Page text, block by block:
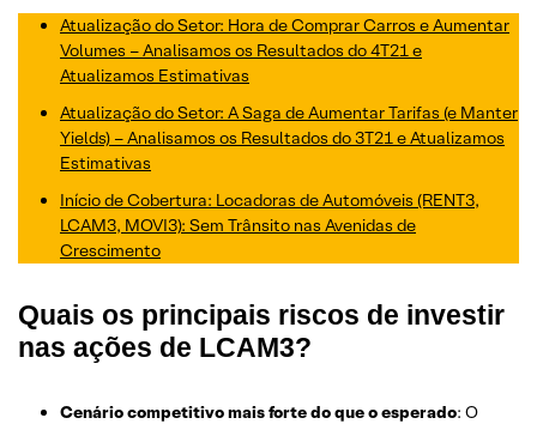
Atualização do Setor: Hora de Comprar Carros e Aumentar
Volumes – Analisamos os Resultados do 4T21 e
Atualizamos Estimativas
Atualização do Setor: A Saga de Aumentar Tarifas (e Manter
Yields) – Analisamos os Resultados do 3T21 e Atualizamos
Estimativas
Início de Cobertura: Locadoras de Automóveis (RENT3,
LCAM3, MOVI3): Sem Trânsito nas Avenidas de
Crescimento
Quais os principais riscos de investir
nas ações de LCAM3?
Cenário competitivo mais forte do que o esperado: O